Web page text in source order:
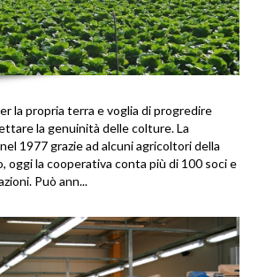
la propria terra e voglia di progredire
la genuinità delle colture. La
1977 grazie ad alcuni agricoltori della
oggi la cooperativa conta più di 100 soci e
Può ann...